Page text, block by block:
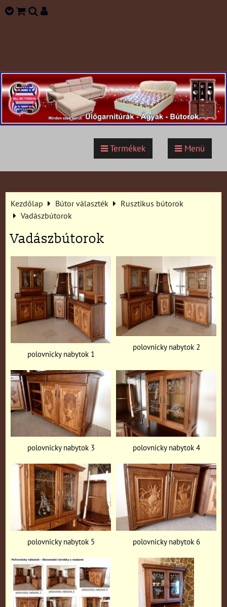
Termékek Menü
Kezdőlap Bútor választék
Rusztikus bútorok
Vadászbútorok
Vadászbútorok
polovnicky nabytok 1
polovnicky nabytok 2
polovnicky nabytok 3 polovnicky nabytok 4
polovnicky nabytok 5 polovnicky nabytok 6